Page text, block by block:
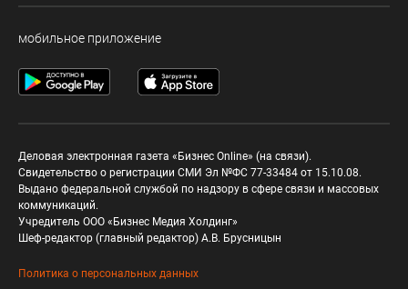
мобильное приложение
Деловая электронная газета «Бизнес Online» (на связи).
Свидетельство о регистрации СМИ Эл №ФС 77-33484 от 15.10.08.
Выдано федеральной службой по надзору в сфере связи и массовых
коммуникаций.
Учредитель ООО «Бизнес Медия Холдинг»
Шеф-редактор (главный редактор) А.В. Брусницын
Политика о персональных данных